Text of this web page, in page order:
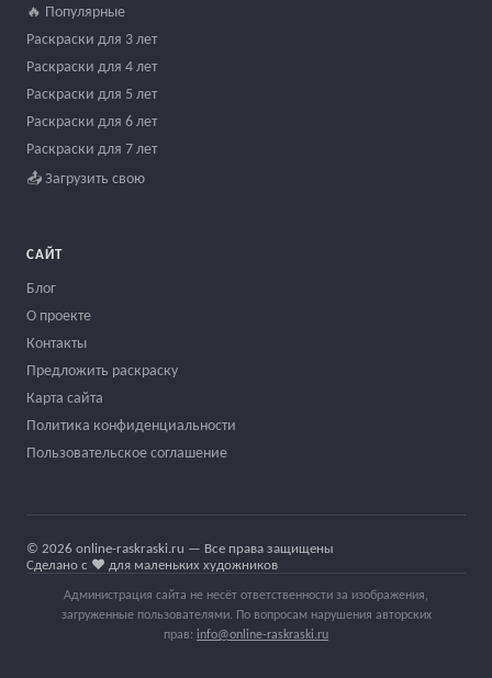
🔥 Популярные
Раскраски для 3 лет
Раскраски для 4 лет
Раскраски для 5 лет
Раскраски для 6 лет
Раскраски для 7 лет
📤 Загрузить свою
САЙТ
Блог
О проекте
Контакты
Предложить раскраску
Карта сайта
Политика конфиденциальности
Пользовательское соглашение
© 2026 online-raskraski.ru — Все права защищены
Сделано с ❤️ для маленьких художников
Администрация сайта не несёт ответственности за изображения,
загруженные пользователями. По вопросам нарушения авторских
прав: info@online-raskraski.ru